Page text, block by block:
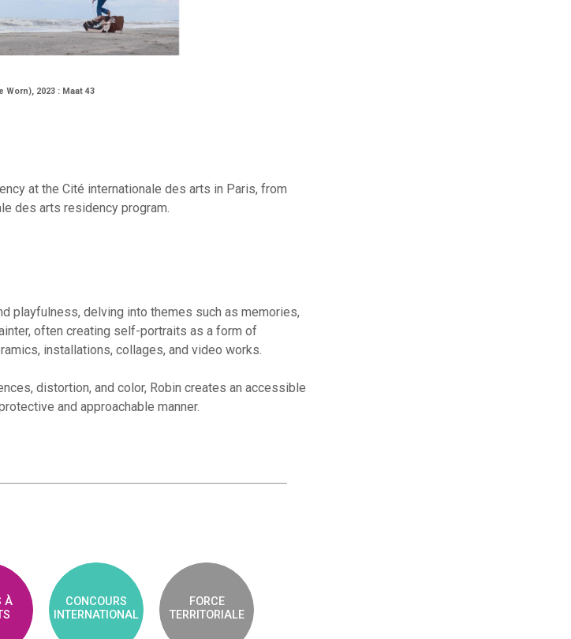
Worn), 2023 : Maat 43
at the Cité internationale des arts in Paris, from
des arts residency program.
playfulness, delving into themes such as memories,
often creating self-portraits as a form of
installations, collages, and video works.
distortion, and color, Robin creates an accessible
and approachable manner.
À
CONCOURS
INTERNATIONAL
FORCE
TERRITORIALE